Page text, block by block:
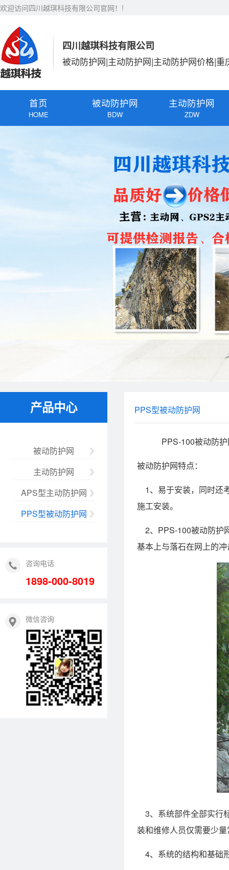
欢迎访问四川越琪科技有限公司官网！!
四川越琪科技有限公司
被动防护网|主动防护网|主动防护网价格|
首页
HOME
被动防护网
BDW
主动防护网
ZDW
产品中心
被动防护网
主动防护网
APS型主动防护网
PPS型被动防护网
咨询电话
1898-000-8019
微信咨询
PPS型被动防护网
PPS-100被动防护
被动防护网特点：
1、易于安装，同时还
施工安装。
2、PPS-100被动防护
基本上与落石在网上的
3、系统部件全部实行
装和维修人员仅需要少
4、系统的结构和基础